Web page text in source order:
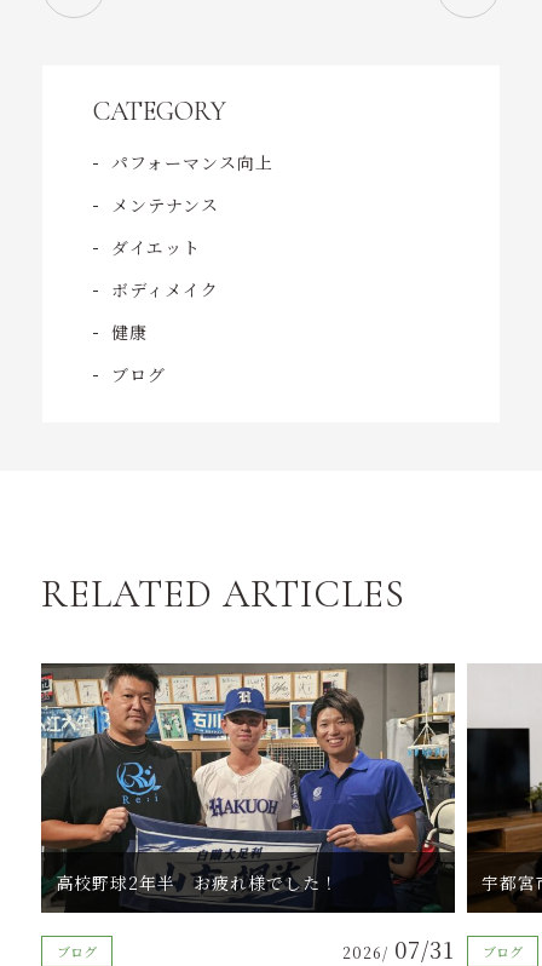
CATEGORY
パフォーマンス向上
メンテナンス
ダイエット
ボディメイク
健康
ブログ
RELATED ARTICLES
ブログ 2026/ 07/31
高校野球2年半 お疲れ様でした！
ブログ